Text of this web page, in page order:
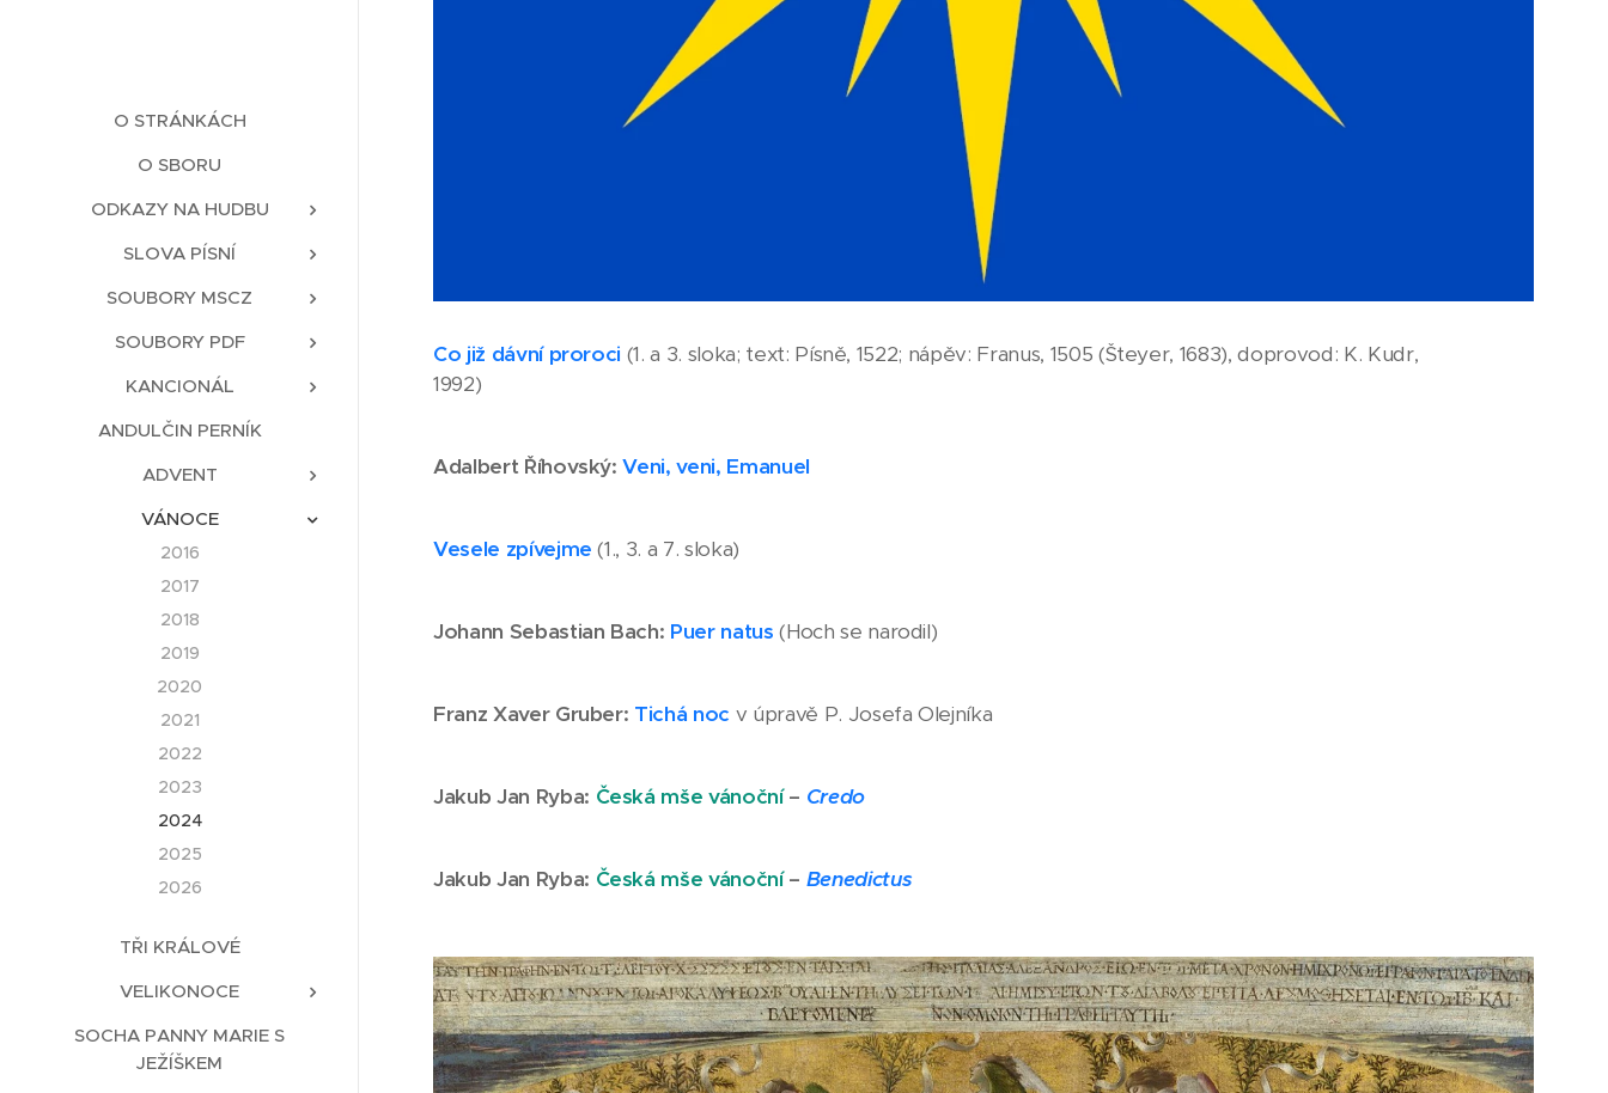
O STRÁNKÁCH
O SBORU
ODKAZY NA HUDBU
SLOVA PÍSNÍ
SOUBORY MSCZ
SOUBORY PDF
KANCIONÁL
ANDULČIN PERNÍK
ADVENT
VÁNOCE
2016
2017
2018
2019
2020
2021
2022
2023
2024
2025
2026
TŘI KRÁLOVÉ
VELIKONOCE
SOCHA PANNY MARIE S
JEŽÍŠKEM
Co již dávní proroci (1. a 3. sloka; text: Písně, 1522; nápěv: Franus, 1505 (Šteyer, 1683), doprovod: K. Kudr,
1992)
Adalbert Říhovský: Veni, veni, Emanuel
Vesele zpívejme (1., 3. a 7. sloka)
Johann Sebastian Bach: Puer natus (Hoch se narodil)
Franz Xaver Gruber: Tichá noc v úpravě P. Josefa Olejníka
Jakub Jan Ryba: Česká mše vánoční – Credo
Jakub Jan Ryba: Česká mše vánoční– Benedictus